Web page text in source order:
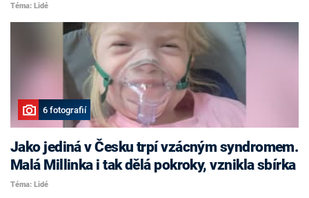
Téma: Lidé
6 fotografií
Jako jediná v Česku trpí vzácným syndromem.
Malá Millinka i tak dělá pokroky, vznikla sbírka
Téma: Lidé